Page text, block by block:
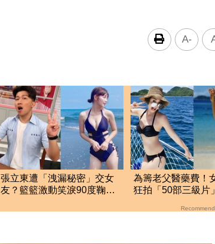
A-
張立東遭「洩漏秘密」交女
友？籃籃激動笑淚90度鞠
為籌老父醫藥費！
狂拍「50部三級